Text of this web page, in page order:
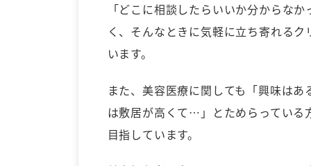
「どこに相談したらいいか分からな
く、そんなときに気軽に立ち寄れる
います。
また、美容医療に関しても「興味は
は敷居が高くて…」とためらっている
目指しています。